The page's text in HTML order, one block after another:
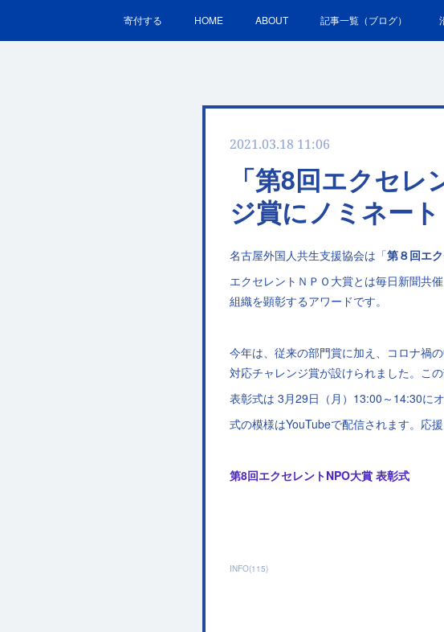
寄付する HOME ABOUT 記事一覧（ブログ）
2021.03.18 11:06
「第8回エクセ
ジ賞にノミネート
名古屋外国人共生支援協会は「第８回エ
エクセレントＮＰＯ大賞とは毎日新聞共
組織を顕彰するアワードです。
今年は、従来の部門賞に加え、コロナ禍
対応チャレンジ賞が設けられました。こ
表彰式は 3月29日（月）13:00～14:30に
式の模様はYouTubeで配信されます。応
第8回エクセレントNPO大賞 表彰式
INFO(115)